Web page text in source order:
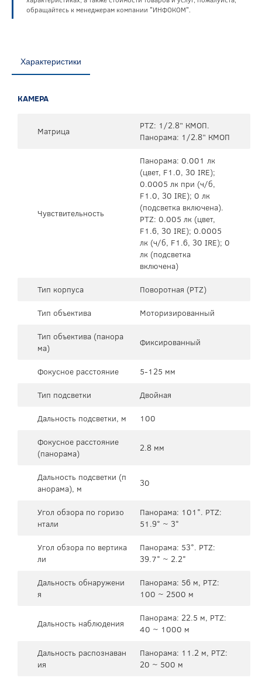
обращайтесь к менеджерам компании "ИНФОКОМ".
Характеристики
КАМЕРА
Матрица
PTZ: 1/2.8” КМОП.
Панорама: 1/2.8” КМОП
Чувствительность
Панорама: 0.001 лк
(цвет, F1.0, 30 IRE);
0.0005 лк при (ч/б,
F1.0, 30 IRE); 0 лк
(подсветка включена).
PTZ: 0.005 лк (цвет,
F1.6, 30 IRE); 0.0005
лк (ч/б, F1.6, 30 IRE); 0
лк (подсветка
включена)
Тип корпуса
Поворотная (PTZ)
Тип объектива
Моторизированный
Тип объектива (панора
ма)
Фиксированный
Фокусное расстояние
5-125 мм
Тип подсветки
Двойная
Дальность подсветки, м
100
Фокусное расстояние
(панорама)
2.8 мм
Дальность подсветки (п
анорама), м
30
Угол обзора по горизо
нтали
Панорама: 101°. PTZ:
51.9° ~ 3°
Угол обзора по вертика
ли
Панорама: 53°. PTZ:
39.7° ~ 2.2°
Дальность обнаружени
я
Панорама: 56 м, PTZ:
100 ~ 2500 м
Дальность наблюдения
Панорама: 22.5 м, PTZ:
40 ~ 1000 м
Дальность распознаван
ия
Панорама: 11.2 м, PTZ:
20 ~ 500 м